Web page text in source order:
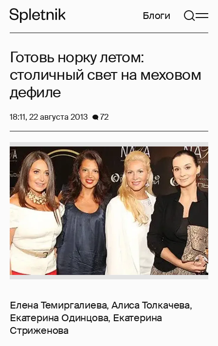
Блоги
Елена Темиргалиева, Алиса Толкачева,
Екатерина Одинцова, Екатерина
Стриженова
Готовь норку летом:
столичный свет на меховом
дефиле
18:11, 22 августа 2013 72